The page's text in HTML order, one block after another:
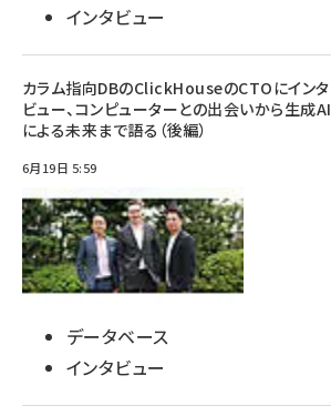
インタビュー
カラム指向DBのClickHouseのCTOにインタ
ビュー、コンピューターとの出会いから生成AI
による未来まで語る（後編）
6月19日 5:59
データベース
インタビュー